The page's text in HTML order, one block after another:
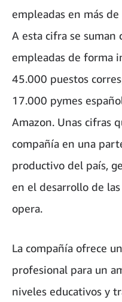
empleadas en más
A esta cifra se suman
empleadas de forma
45.000 puestos
17.000 pymes
Amazon. Unas cifras
compañía en una
productivo del país,
en el desarrollo de
opera.
La compañía ofrece
profesional para un
niveles educativos y